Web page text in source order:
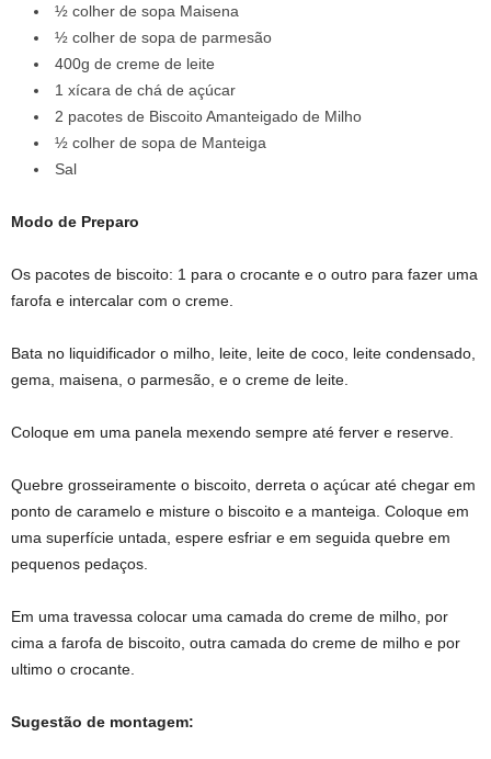
½ colher de sopa Maisena
½ colher de sopa de parmesão
400g de creme de leite
1 xícara de chá de açúcar
2 pacotes de Biscoito Amanteigado de Milho
½ colher de sopa de Manteiga
Sal
Modo de Preparo
Os pacotes de biscoito: 1 para o crocante e o outro para fazer uma
farofa e intercalar com o creme.
Bata no liquidificador o milho, leite, leite de coco, leite condensado,
gema, maisena, o parmesão, e o creme de leite.
Coloque em uma panela mexendo sempre até ferver e reserve.
Quebre grosseiramente o biscoito, derreta o açúcar até chegar em
ponto de caramelo e misture o biscoito e a manteiga. Coloque em
uma superfície untada, espere esfriar e em seguida quebre em
pequenos pedaços.
Em uma travessa colocar uma camada do creme de milho, por
cima a farofa de biscoito, outra camada do creme de milho e por
ultimo o crocante.
Sugestão de montagem: